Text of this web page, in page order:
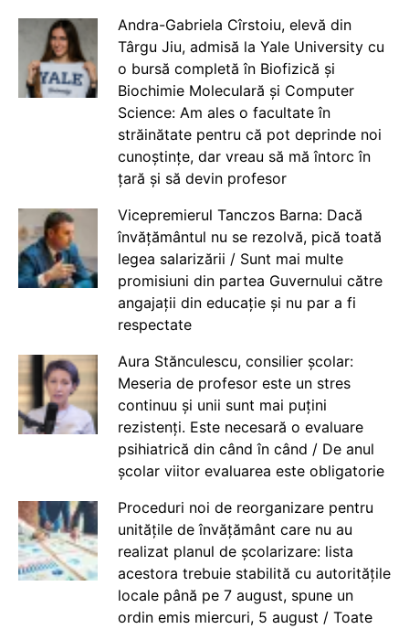
Andra-Gabriela Cîrstoiu, elevă din
Târgu Jiu, admisă la Yale University cu
o bursă completă în Biofizică și
Biochimie Moleculară și Computer
Science: Am ales o facultate în
străinătate pentru că pot deprinde noi
cunoștințe, dar vreau să mă întorc în
țară și să devin profesor
Vicepremierul Tanczos Barna: Dacă
învățământul nu se rezolvă, pică toată
legea salarizării / Sunt mai multe
promisiuni din partea Guvernului către
angajații din educație și nu par a fi
respectate
Aura Stănculescu, consilier școlar:
Meseria de profesor este un stres
continuu și unii sunt mai puțini
rezistenți. Este necesară o evaluare
psihiatrică din când în când / De anul
școlar viitor evaluarea este obligatorie
Proceduri noi de reorganizare pentru
unitățile de învățământ care nu au
realizat planul de școlarizare: lista
acestora trebuie stabilită cu autoritățile
locale până pe 7 august, spune un
ordin emis miercuri, 5 august / Toate